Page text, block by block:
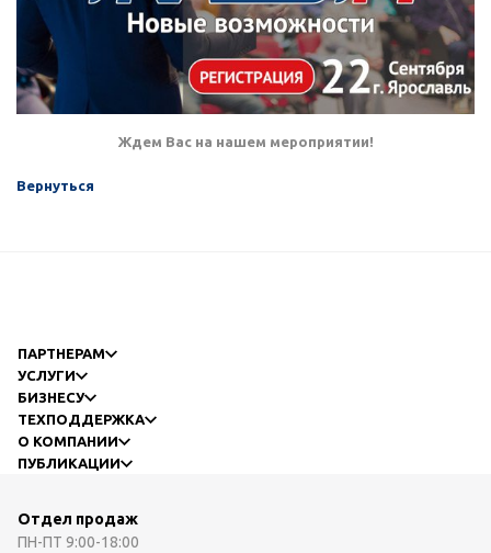
Ждем Вас на нашем мероприятии!
Вернуться
ПАРТНЕРАМ
УСЛУГИ
БИЗНЕСУ
ТЕХПОДДЕРЖКА
О КОМПАНИИ
ПУБЛИКАЦИИ
Отдел продаж
ПН-ПТ 9:00-18:00